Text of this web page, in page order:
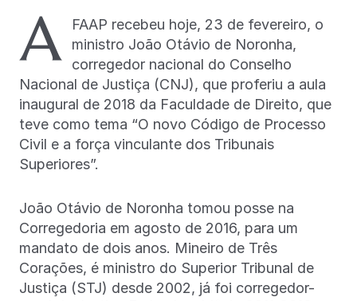
A
FAAP recebeu hoje, 23 de fevereiro, o
ministro João Otávio de Noronha,
corregedor nacional do Conselho
Nacional de Justiça (CNJ), que proferiu a aula
inaugural de 2018 da Faculdade de Direito, que
teve como tema “O novo Código de Processo
Civil e a força vinculante dos Tribunais
Superiores”.
João Otávio de Noronha tomou posse na
Corregedoria em agosto de 2016, para um
mandato de dois anos. Mineiro de Três
Corações, é ministro do Superior Tribunal de
Justiça (STJ) desde 2002, já foi corregedor-